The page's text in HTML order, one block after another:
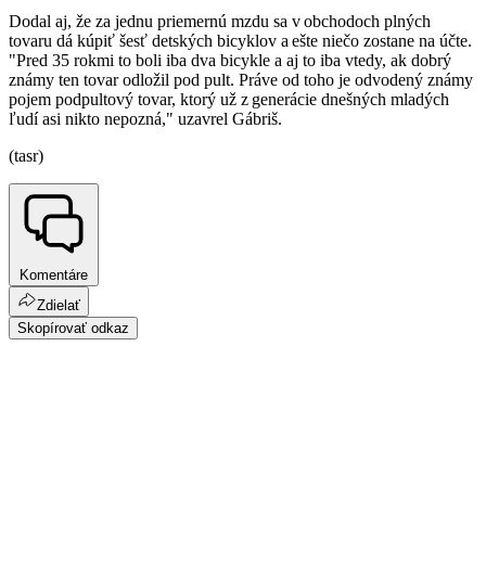
Dodal aj, že za jednu priemernú mzdu sa v obchodoch plných
tovaru dá kúpiť šesť detských bicyklov a ešte niečo zostane na účte.
"Pred 35 rokmi to boli iba dva bicykle a aj to iba vtedy, ak dobrý
známy ten tovar odložil pod pult. Práve od toho je odvodený známy
pojem podpultový tovar, ktorý už z generácie dnešných mladých
ľudí asi nikto nepozná," uzavrel Gábriš.
(tasr)
Komentáre
Zdielať
Skopírovať odkaz